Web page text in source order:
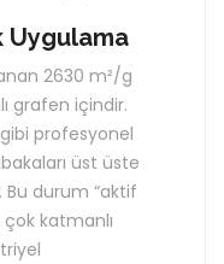
Uygulama
2630 m²/g
grafen içindir.
profesyonel
üst üste
durum “aktif
çok katmanlı